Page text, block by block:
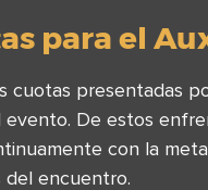
para el
cuotas presentadas
evento. De estos
con la
del encuentro.